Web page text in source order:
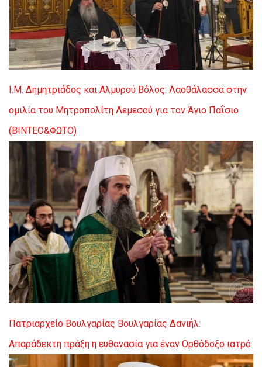
Ι.Μ. Δημητριάδος και Αλμυρού Βόλος: Λαοθάλασσα στην
ομιλία του Μητροπολίτη Λεμεσού για τον Άγιο Παΐσιο
(ΒΙΝΤΕΟ&ΦΩΤΟ)
Πατριαρχείο Βουλγαρίας Βουλγαρίας Δανιήλ:
Απαράδεκτη πράξη η ευθανασία για έναν Ορθόδοξο ιατρό